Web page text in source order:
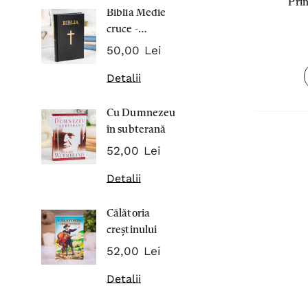
Biblia Medie
cruce -
Cartonata 063
50,00 Lei
Detalii
Cu Dumnezeu
în subterană
52,00 Lei
Detalii
Călătoria
creștinului
52,00 Lei
Detalii
Inima